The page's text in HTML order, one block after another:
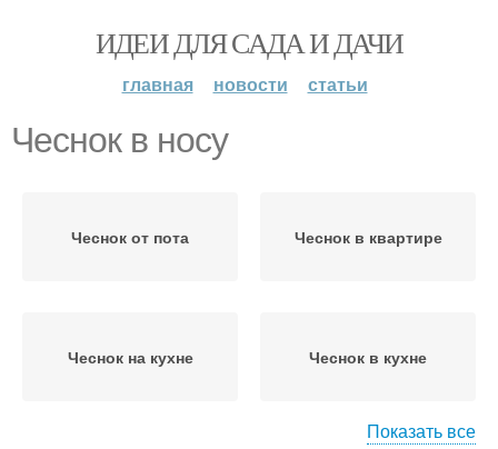
ИДЕИ ДЛЯ САДА И ДАЧИ
главная новости статьи
Чеснок в носу
Чеснок от пота Чеснок в квартире
Чеснок на кухне Чеснок в кухне
Показать все